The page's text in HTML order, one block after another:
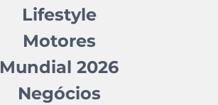
Lifestyle
Motores
Mundial 2026
Negócios